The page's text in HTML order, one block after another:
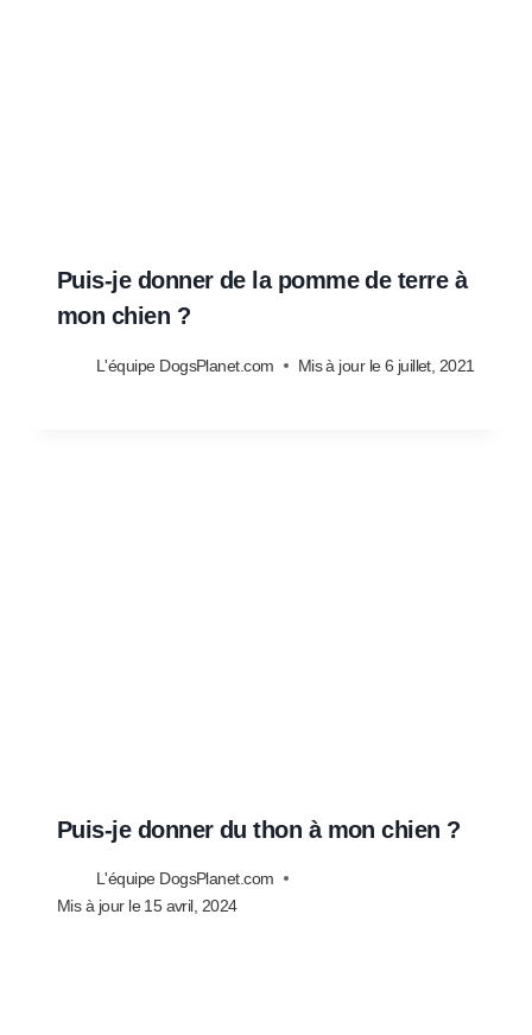
Puis-je donner de la pomme de terre à
mon chien ?
L'équipe DogsPlanet.com Mis à jour le 6 juillet, 2021
Puis-je donner du thon à mon chien ?
L'équipe DogsPlanet.com
Mis à jour le 15 avril, 2024